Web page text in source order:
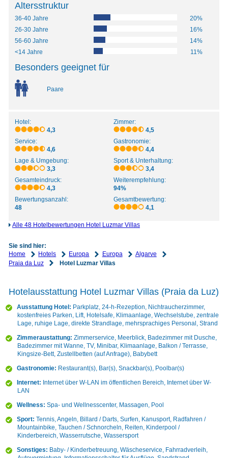
Altersstruktur
36-40 Jahre
20%
26-30 Jahre
16%
56-60 Jahre
14%
<14 Jahre
11%
Besonders geeignet für
Paare
Hotel:
4,3
Zimmer:
4,5
Service:
4,6
Gastronomie:
4,4
Lage & Umgebung:
3,3
Sport & Unterhaltung:
3,4
Gesamteindruck:
4,3
Weiterempfehlung:
94%
Bewertungsanzahl:
48
Gesamtbewertung:
4,1
Alle 48 Hotelbewertungen Hotel Luzmar Villas
Sie sind hier:
Home
Hotels Europa Europa
Algarve
Praia da Luz
Hotel Luzmar Villas
Hotelausstattung Hotel Luzmar Villas (Praia da Luz)
Ausstattung Hotel: Parkplatz, 24-h-Rezeption, Nichtraucherzimmer,
kostenfreies Parken, Lift, Hotelsafe, Klimaanlage, Wechselstube, zentrale
Lage, ruhige Lage, direkte Strandlage, mehrsprachiges Personal, Strand
Zimmeraustattung: Zimmerservice, Meerblick, Badezimmer mit Dusche,
Badezimmer mit Wanne, TV, Minibar, Klimaanlage, Balkon / Terrasse,
Kingsize-Bett, Zustellbetten (auf Anfrage), Babybett
Gastronomie: Restaurant(s), Bar(s), Snackbar(s), Poolbar(s)
Internet: Internet über W-LAN im öffentlichen Bereich, Internet über W-
LAN
Wellness: Spa- und Wellnesscenter, Massagen, Pool
Sport: Tennis, Angeln, Billard / Darts, Surfen, Kanusport, Radfahren /
Mountainbike, Tauchen / Schnorcheln, Reiten, Kinderpool /
Kinderbereich, Wasserrutsche, Wassersport
Sonstiges: Baby- / Kinderbetreuung, Wäscheservice, Fahrradverleih,